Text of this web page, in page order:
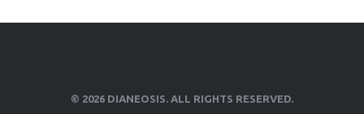
© 2026 DIANEOSIS. ALL RIGHTS RESERVED.